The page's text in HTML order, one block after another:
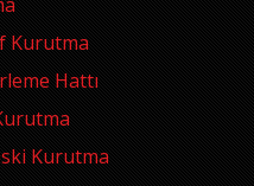
Kurutma
Hattı
Kurutma